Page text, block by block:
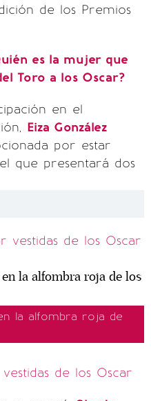
de los Premios
es la mujer que
Toro a los Oscar?
en el
Eiza González
por estar
que presentará dos
vestidas de los Oscar
la alfombra roja de
de los Oscar